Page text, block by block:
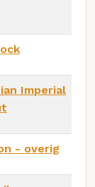
Imperial
- overig